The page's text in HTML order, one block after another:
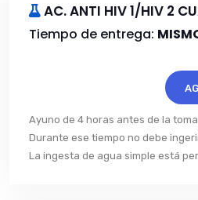
AC. ANTI HIV 1/HIV 2
Tiempo de entrega:
Ayuno de 4 horas antes de la
Durante ese tiempo no debe
La ingesta de agua simple está